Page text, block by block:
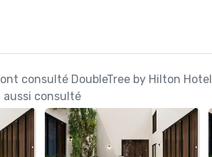
consulté DoubleTree by Hilton Hotel
aussi consulté